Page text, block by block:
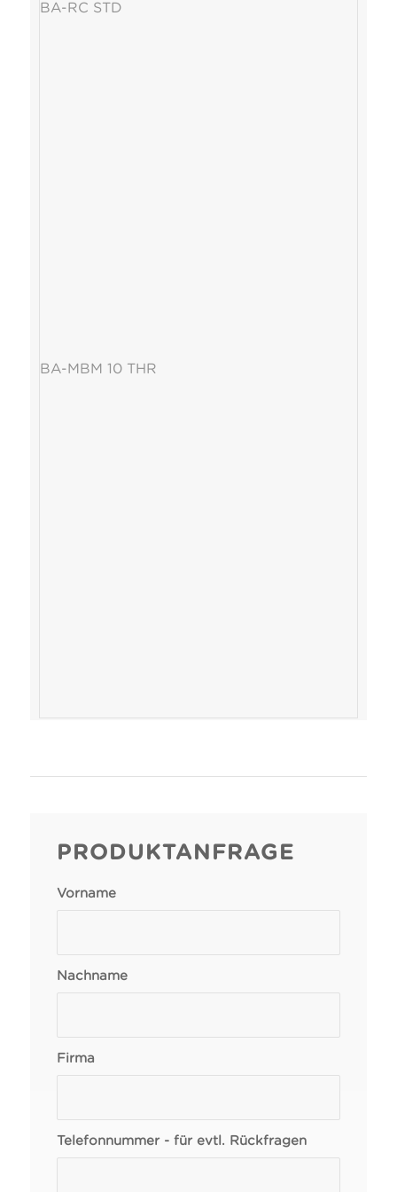
BA-RC STD
BA-MBM 10 THR
PRODUKTANFRAGE
Vorname
Nachname
Firma
Telefonnummer - für evtl. Rückfragen